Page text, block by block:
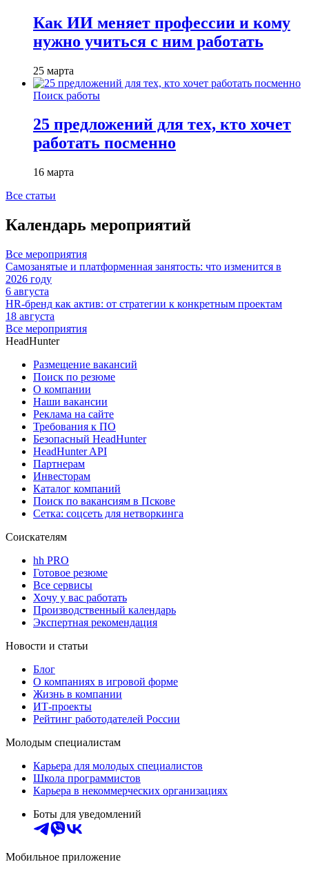
Как ИИ меняет профессии и кому
нужно учиться с ним работать
25 марта
Поиск работы
25 предложений для тех, кто хочет
работать посменно
16 марта
Все статьи
Календарь мероприятий
Все мероприятия
Самозанятые и платформенная занятость: что изменится в
2026 году
6 августа
HR-бренд как актив: от стратегии к конкретным проектам
18 августа
Все мероприятия
HeadHunter
Размещение вакансий
Поиск по резюме
О компании
Наши вакансии
Реклама на сайте
Требования к ПО
Безопасный HeadHunter
HeadHunter API
Партнерам
Инвесторам
Каталог компаний
Поиск по вакансиям в Пскове
Сетка: соцсеть для нетворкинга
Соискателям
hh PRO
Готовое резюме
Все сервисы
Хочу у вас работать
Производственный календарь
Экспертная рекомендация
Новости и статьи
Блог
О компаниях в игровой форме
Жизнь в компании
ИТ-проекты
Рейтинг работодателей России
Молодым специалистам
Карьера для молодых специалистов
Школа программистов
Карьера в некоммерческих организациях
Боты для уведомлений
Мобильное приложение